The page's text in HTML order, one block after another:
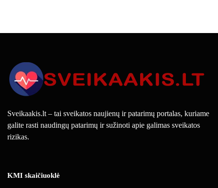
Sveikaakis.lt – tai sveikatos naujienų ir patarimų portalas, kuriame
galite rasti naudingų patarimų ir sužinoti apie galimas sveikatos
rizikas.
KMI skaičiuoklė